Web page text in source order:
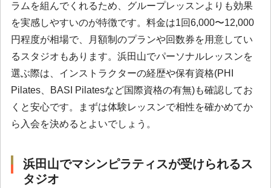
ラムを組んでくれるため、グループレッスンよりも効果
を実感しやすいのが特徴です。料金は1回6,000〜12,000
円程度が相場で、月額制のプランや回数券を用意してい
るスタジオもあります。浜田山でパーソナルレッスンを
選ぶ際は、インストラクターの経歴や保有資格(PHI
Pilates、BASI Pilatesなど国際資格の有無)も確認してお
くと安心です。まずは体験レッスンで相性を確かめてか
ら入会を決めるとよいでしょう。
浜田山でマシンピラティスが受けられるス
タジオ